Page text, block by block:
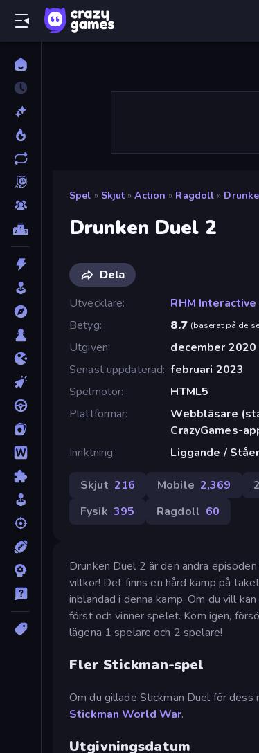
Spel » Skjut » Action » Ragdoll »
Drunken Duel 2
Dela
Utvecklare
RHM Interactive
Betyg
8.7 (baserat på de
Utgiven
december 2020
Senast uppdaterad februari 2023
Spelmotor
HTML5
Plattformar
Webbläsare
CrazyGames-
Inriktning
Liggande /
Skjut 216 Mobile 2,369
Fysik 395 Ragdoll 60
Drunken Duel 2 är den andra
villkor! Det finns en hård kamp på
inblandad i denna kamp. Om du vill
först och vinner spelet. Kom igen,
lägena 1 spelare och 2 spelare!
Fler Stickman-spel
Om du gillade Stickman Duel för
Stickman World War.
Utgivningsdatum